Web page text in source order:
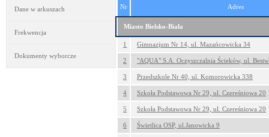
Dane w arkuszach
Frekwencja
Dokumenty wyborcze
Nr Adres
Miasto Bielsko-Biała
1 Gimnazjum Nr 14, ul. Mazańcowicka 34
2 "AQUA" S.A. Oczyszczalnia Ścieków, ul.
3 Przedszkole Nr 40, ul. Komorowicka 338
4 Szkoła Podstawowa Nr 29, ul. Czereśniowa 20
5 Szkoła Podstawowa Nr 29, ul. Czereśniowa 20
6 Świetlica OSP, ul.Janowicka 9